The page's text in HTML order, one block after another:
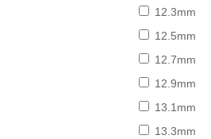
12.3mm
12.5mm
12.7mm
12.9mm
13.1mm
13.3mm